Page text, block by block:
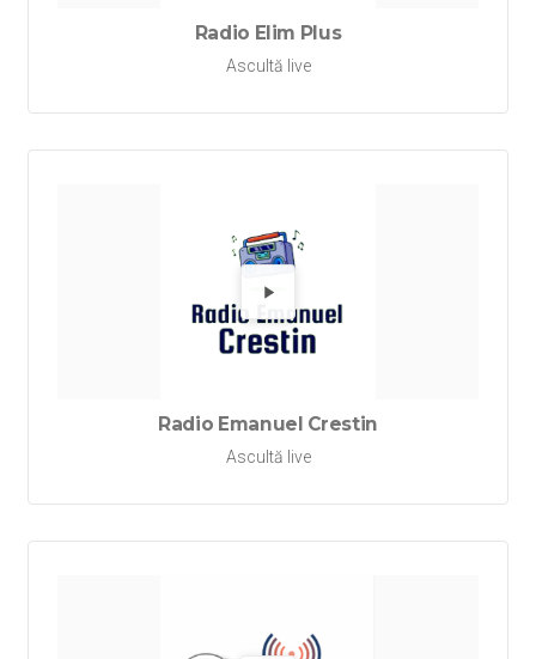
Radio Elim Plus
Ascultă live
Redă
Radio Emanuel Crestin
Ascultă live